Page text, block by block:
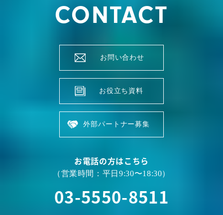
CONTACT
お問い合わせ
お役立ち資料
外部パートナー募集
お電話の方はこちら
（営業時間：平日9:30〜18:30）
03-5550-8511